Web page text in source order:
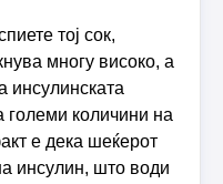
тој сок,
многу високо, а
инсулинската
големи количини на
е дека шеќерот
инсулин, што води